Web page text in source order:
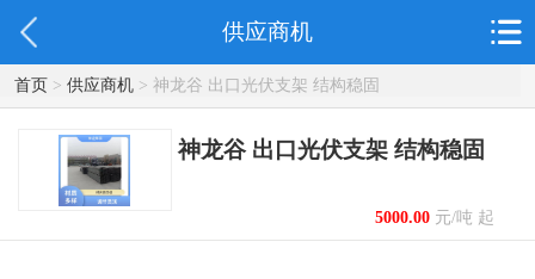
供应商机
首页> 供应商机> 神龙谷 出口光伏支架 结构稳固
神龙谷 出口光伏支架 结构稳固
5000.00元/吨 起